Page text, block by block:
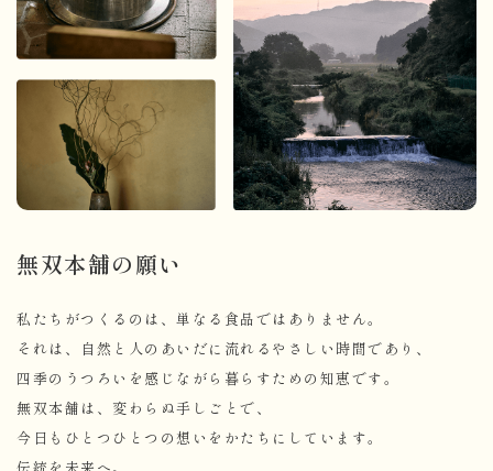
無双本舗の願い
私たちがつくるのは、単なる食品ではありません。
それは、自然と人のあいだに流れるやさしい時間であり、
四季のうつろいを感じながら暮らすための知恵です。
無双本舗は、変わらぬ手しごとで、
今日もひとつひとつの想いをかたちにしています。